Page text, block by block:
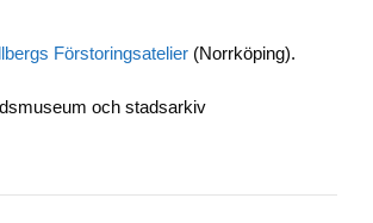
Förstoringsatelier (Norrköping).
och stadsarkiv